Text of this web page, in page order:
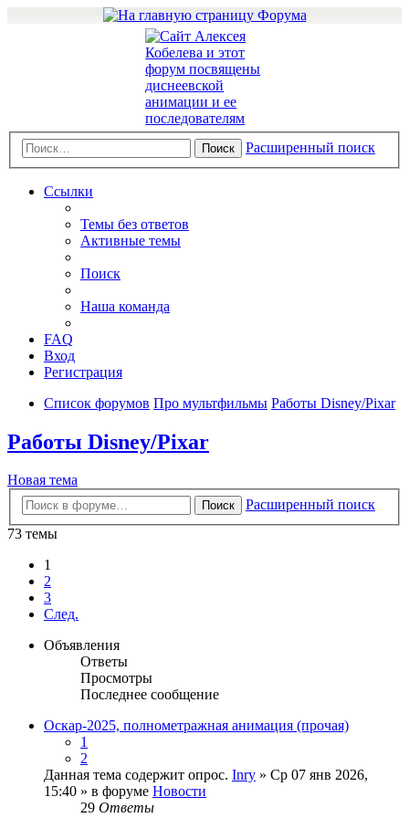
Поиск Расширенный поиск
Ссылки
Темы без ответов
Активные темы
Поиск
Наша команда
FAQ
Вход
Регистрация
Список форумов Про мультфильмы Работы Disney/Pixar
Работы Disney/Pixar
Новая тема
Поиск
Расширенный поиск
73 темы
1
2
3
След.
Объявления
Ответы
Просмотры
Последнее сообщение
Оскар-2025, полнометражная анимация (прочая)
1
2
Данная тема содержит опрос. Inry » Ср 07 янв 2026,
15:40 » в форуме Новости
29 Ответы